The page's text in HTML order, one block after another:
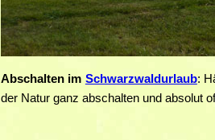
Abschalten im Schwarzwaldurlaub:
der Natur ganz abschalten und absolut